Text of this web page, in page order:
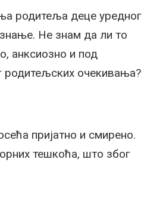
родитеља деце уредног
Не знам да ли то
анксиозно и под
родитељских очекивања?
пријатно и смирено.
тешкоћа, што због